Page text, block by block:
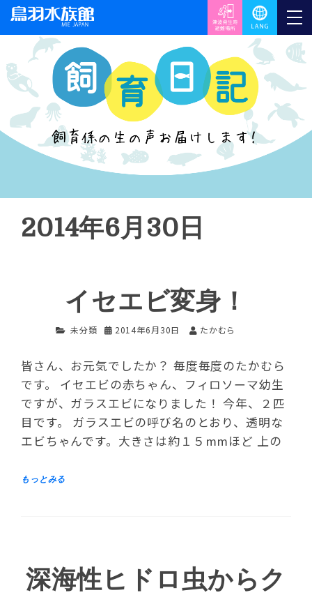
2014年6月30日
イセエビ変身！
未分類 2014年6月30日 たかむら
皆さん、お元気でしたか？ 毎度毎度のたかむら
です。 イセエビの赤ちゃん、フィロソーマ幼生
ですが、ガラスエビになりました！ 今年、２匹
目です。 ガラスエビの呼び名のとおり、透明な
エビちゃんです。大きさは約１５mmほど 上の
深海性ヒドロ虫からク